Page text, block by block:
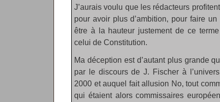
J’aurais voulu que les rédacteurs
pour avoir plus d’ambition, pour faire
être à la hauteur justement de ce
celui de Constitution.
Ma déception est d’autant plus grande
par le discours de J. Fischer à
2000 et auquel fait allusion No, tout
qui étaient alors commissaires